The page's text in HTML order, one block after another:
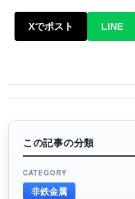
Xでポスト LINE
この記事の分類
CATEGORY
非鉄金属